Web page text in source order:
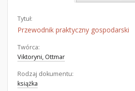
Tytuł:
Przewodnik praktyczny gospodarski
Twórca:
Viktoryni, Ottmar
Rodzaj dokumentu:
książka